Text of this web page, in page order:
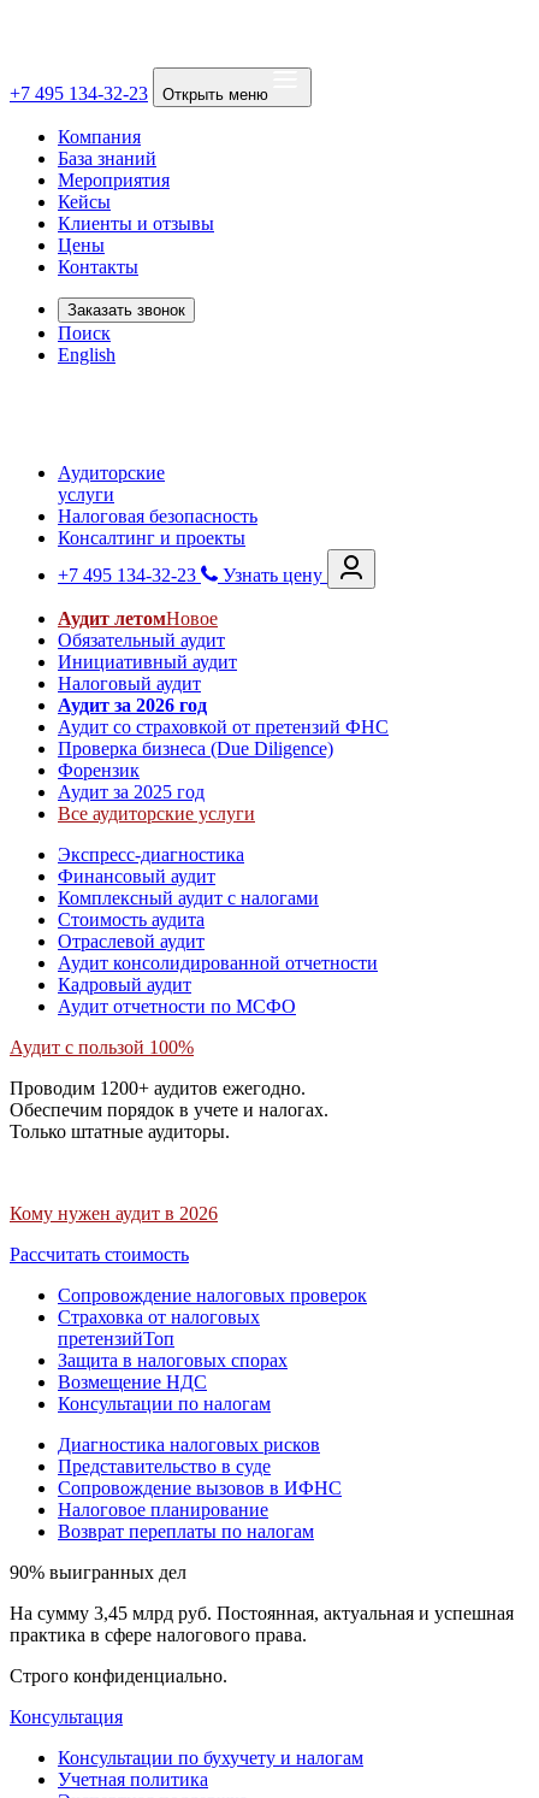
+7 495 134-32-23 Открыть меню
Компания
База знаний
Мероприятия
Кейсы
Клиенты и отзывы
Цены
Контакты
Заказать звонок
Поиск
English
Аудиторские
услуги
Налоговая безопасность
Консалтинг и проекты
+7 495 134-32-23
Узнать цену
Аудит летомНовое
Обязательный аудит
Инициативный аудит
Налоговый аудит
Аудит за 2026 год
Аудит со страховкой от претензий ФНС
Проверка бизнеса (Due Diligence)
Форензик
Аудит за 2025 год
Все аудиторские услуги
Экспресс-диагностика
Финансовый аудит
Комплексный аудит с налогами
Стоимость аудита
Отраслевой аудит
Аудит консолидированной отчетности
Кадровый аудит
Аудит отчетности по МСФО
Аудит с пользой 100%
Проводим 1200+ аудитов ежегодно.
Обеспечим порядок в учете и налогах.
Только штатные аудиторы.
Кому нужен аудит в 2026
Рассчитать стоимость
Сопровождение налоговых проверок
Страховка от налоговых
претензийТоп
Защита в налоговых спорах
Возмещение НДС
Консультации по налогам
Диагностика налоговых рисков
Представительство в суде
Сопровождение вызовов в ИФНС
Налоговое планирование
Возврат переплаты по налогам
90% выигранных дел
На сумму 3,45 млрд руб. Постоянная, актуальная и успешная
практика в сфере налогового права.
Строго конфиденциально.
Консультация
Консультации по бухучету и налогам
Учетная политика